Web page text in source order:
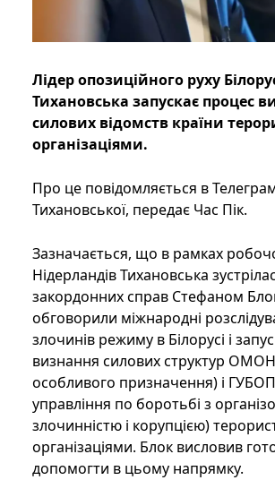
Лідер опозиційного руху
Тихановська запускає процес
силових відомств країни
організаціями.
Про це повідомляється в
Тихановської, передає Час Пік.
Зазначається, що в рамках
Нідерландів Тихановська
закордонних справ Стефаном
обговорили міжнародні
злочинів режиму в Білорусі і
визнання силових структур ОМОН
особливого призначення) і
управління по боротьбі з
злочинністю і корупцією)
організаціями. Блок висловив
допомогти в цьому напрямку.